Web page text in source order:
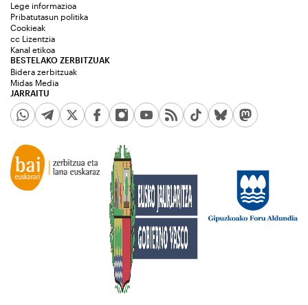
JARRAITU
Lege informazioa
Pribatutasun politika
Cookieak
cc Lizentzia
Kanal etikoa
BESTELAKO ZERBITZUAK
Bidera zerbitzuak
Midas Media